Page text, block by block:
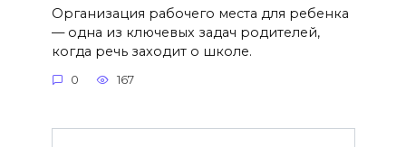
Организация рабочего места для ребенка
— одна из ключевых задач родителей,
когда речь заходит о школе.
0 167